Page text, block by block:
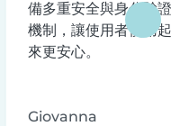
備多重安全與身分驗證
機制，讓使用者使用起
來更安心。
Giovanna